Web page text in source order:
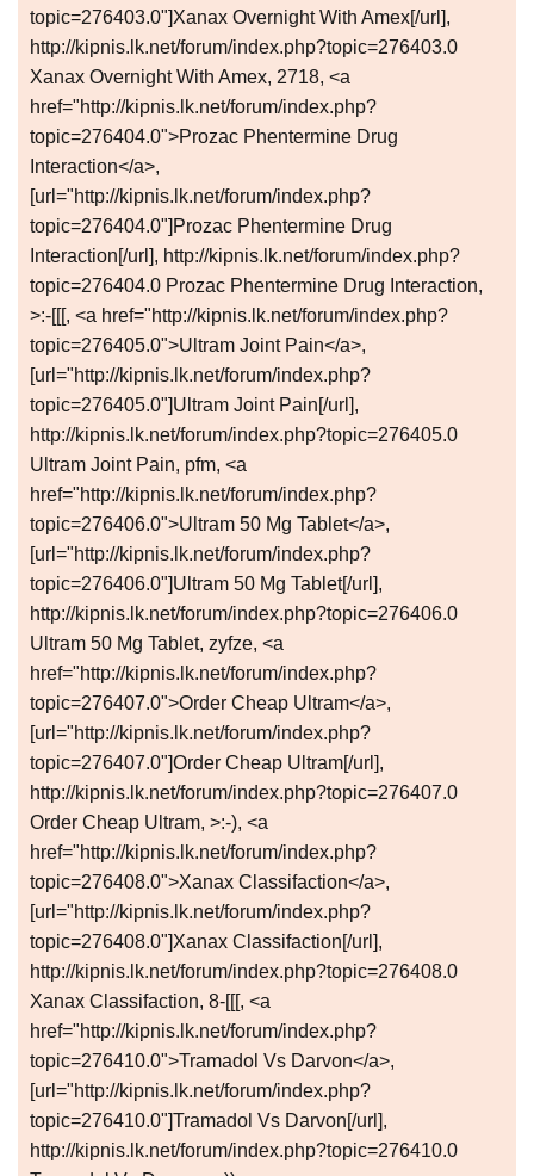
topic=276403.0"]Xanax Overnight With Amex[/url],
http://kipnis.lk.net/forum/index.php?topic=276403.0
Xanax Overnight With Amex, 2718, <a
href="http://kipnis.lk.net/forum/index.php?
topic=276404.0">Prozac Phentermine Drug
Interaction</a>,
[url="http://kipnis.lk.net/forum/index.php?
topic=276404.0"]Prozac Phentermine Drug
Interaction[/url], http://kipnis.lk.net/forum/index.php?
topic=276404.0 Prozac Phentermine Drug Interaction,
>:-[[[, <a href="http://kipnis.lk.net/forum/index.php?
topic=276405.0">Ultram Joint Pain</a>,
[url="http://kipnis.lk.net/forum/index.php?
topic=276405.0"]Ultram Joint Pain[/url],
http://kipnis.lk.net/forum/index.php?topic=276405.0
Ultram Joint Pain, pfm, <a
href="http://kipnis.lk.net/forum/index.php?
topic=276406.0">Ultram 50 Mg Tablet</a>,
[url="http://kipnis.lk.net/forum/index.php?
topic=276406.0"]Ultram 50 Mg Tablet[/url],
http://kipnis.lk.net/forum/index.php?topic=276406.0
Ultram 50 Mg Tablet, zyfze, <a
href="http://kipnis.lk.net/forum/index.php?
topic=276407.0">Order Cheap Ultram</a>,
[url="http://kipnis.lk.net/forum/index.php?
topic=276407.0"]Order Cheap Ultram[/url],
http://kipnis.lk.net/forum/index.php?topic=276407.0
Order Cheap Ultram, >:-), <a
href="http://kipnis.lk.net/forum/index.php?
topic=276408.0">Xanax Classifaction</a>,
[url="http://kipnis.lk.net/forum/index.php?
topic=276408.0"]Xanax Classifaction[/url],
http://kipnis.lk.net/forum/index.php?topic=276408.0
Xanax Classifaction, 8-[[[, <a
href="http://kipnis.lk.net/forum/index.php?
topic=276410.0">Tramadol Vs Darvon</a>,
[url="http://kipnis.lk.net/forum/index.php?
topic=276410.0"]Tramadol Vs Darvon[/url],
http://kipnis.lk.net/forum/index.php?topic=276410.0